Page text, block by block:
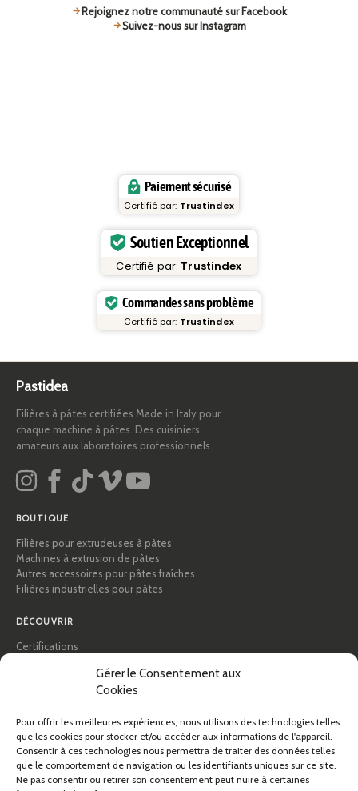
Gérer le Consentement aux
Cookies
Pour offrir les meilleures expériences, nous utilisons des technologies telles
que les cookies pour stocker et/ou accéder aux informations de l'appareil.
Consentir à ces technologies nous permettra de traiter des données telles
que le comportement de navigation ou les identifiants uniques sur ce site.
Ne pas consentir ou retirer son consentement peut nuire à certaines
Rejoignez notre communauté sur Facebook
Suivez-nous sur Instagram
Paiement sécurisé
Certifié par: Trustindex
Soutien Exceptionnel
Certifié par: Trustindex
Commandes sans problème
Certifié par: Trustindex
Pastidea
Filières à pâtes certifiées Made in Italy pour
chaque machine à pâtes. Des cuisiniers
amateurs aux laboratoires professionnels.
BOUTIQUE
Filières pour extrudeuses à pâtes
Machines à extrusion de pâtes
Autres accessoires pour pâtes fraîches
Filières industrielles pour pâtes
DÉCOUVRIR
Certifications
Conseils et guides pratiques
À propos de Pastidea
AIDE
FAQ et assistance